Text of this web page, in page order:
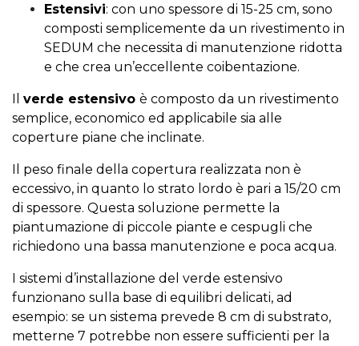
Estensivi: con uno spessore di 15-25 cm, sono
composti semplicemente da un rivestimento in
SEDUM che necessita di manutenzione ridotta
e che crea un’eccellente coibentazione.
Il verde estensivo è composto da un rivestimento
semplice, economico ed applicabile sia alle
coperture piane che inclinate.
Il peso finale della copertura realizzata non è
eccessivo, in quanto lo strato lordo è pari a 15/20 cm
di spessore. Questa soluzione permette la
piantumazione di piccole piante e cespugli che
richiedono una bassa manutenzione e poca acqua.
I sistemi d’installazione del verde estensivo
funzionano sulla base di equilibri delicati, ad
esempio: se un sistema prevede 8 cm di substrato,
metterne 7 potrebbe non essere sufficienti per la